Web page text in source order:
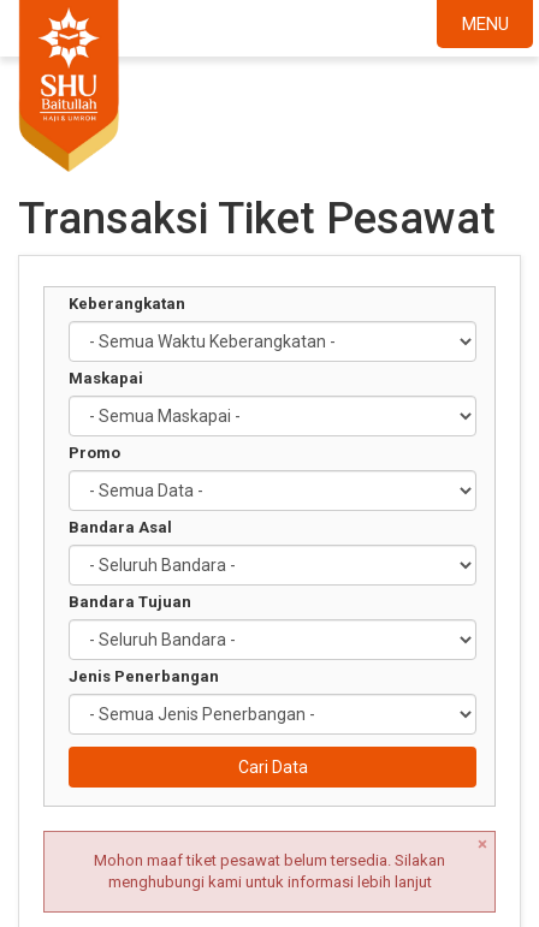
Transaksi Tiket Pesawat
Keberangkatan
Maskapai
Promo
Bandara Asal
Bandara Tujuan
Jenis Penerbangan
Cari Data
Mohon maaf tiket pesawat belum tersedia. Silakan
menghubungi kami untuk informasi lebih lanjut
×
MENU